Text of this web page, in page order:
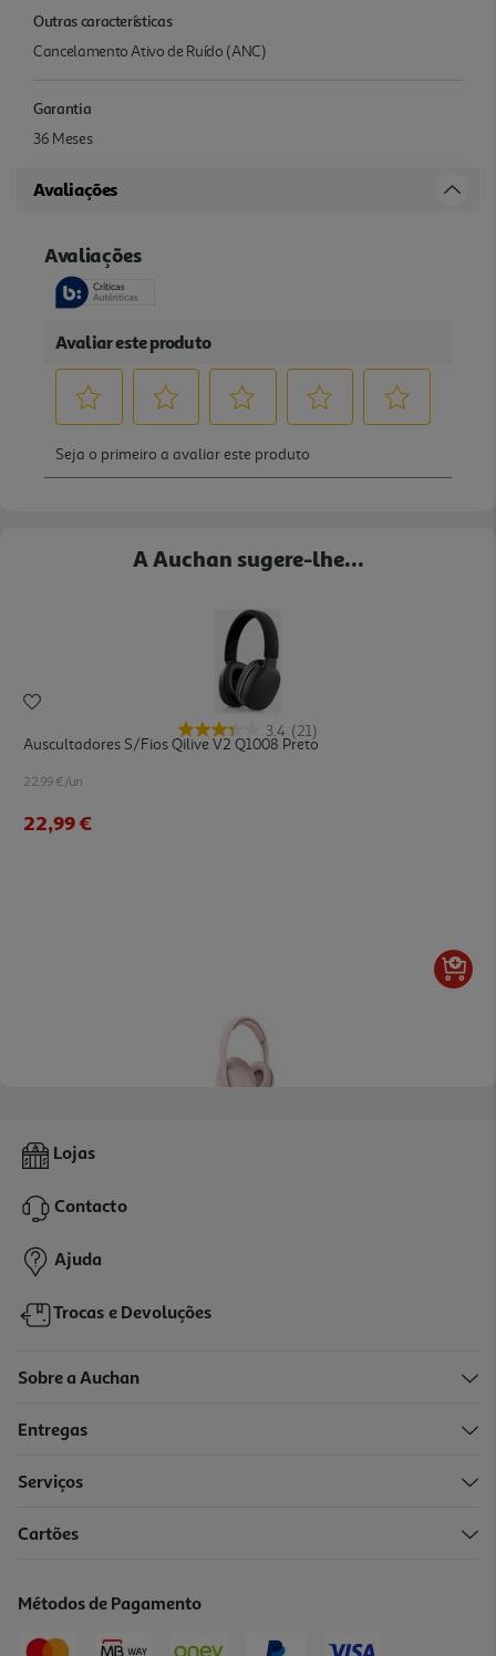
Outras características
Cancelamento Ativo de Ruído (ANC)
Garantia
36 Meses
Avaliações
A Auchan sugere-lhe...
3.4 (21)
Auscultadores S/fios Qilive V2 Q1008 Preto
22.99 €/un
22,99 €
Auscultadores Energy Sistem Rose Haru Eco Rosa Bluetooth
14,99 €
Lojas
Contacto
Ajuda
Trocas e Devoluções
Sobre a Auchan
Entregas
Serviços
Cartões
Métodos de Pagamento